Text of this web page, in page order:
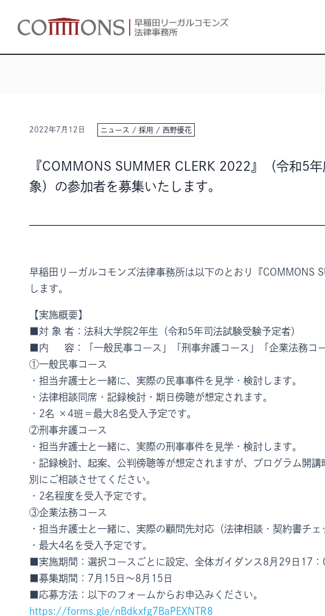
2022年7月12日 ニュース / 採用 / 西野優花
『COMMONS SUMMER CLERK 2022』（令和5
象）の参加者を募集いたします。
早稲田リーガルコモンズ法律事務所は以下のとおり『COMMONS
します。
【実施概要】
■対 象 者：法科大学院2年生（令和5年司法試験受験予定者）
■内 容：「一般民事コース」「刑事弁護コース」「企業法務コ
①一般民事コース
・担当弁護士と一緒に、実際の民事事件を見学・検討します。
・法律相談同席・記録検討・期日傍聴が想定されます。
・2名 ×4班＝最大8名受入予定です。
②刑事弁護コース
・担当弁護士と一緒に、実際の刑事事件を見学・検討します。
・記録検討、起案、公判傍聴等が想定されますが、プログラム開
別にご相談させてください。
・2名程度を受入予定です。
③企業法務コース
・担当弁護士と一緒に、実際の顧問先対応（法律相談・契約書チェ
・最大4名を受入予定です。
■実施期間：選択コースごとに設定、全体ガイダンス8月29日17：
■募集期間：7月15日～8月15日
■応募方法：以下のフォームからお申込みください。
https://forms.gle/nBdkxfg7BaPEXNTR8